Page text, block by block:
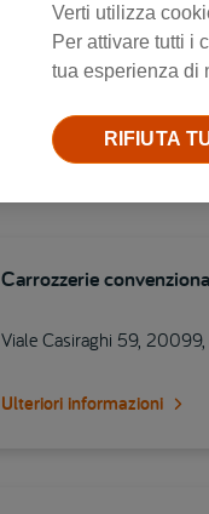
Carrozzerie
Via brescia 47, 25014,
Carrozzerie
Viale Casiraghi 59,
Ulteriori informazioni
Verti utilizza
Per attivare tutti i
tua esperienza di
RIFIUTA